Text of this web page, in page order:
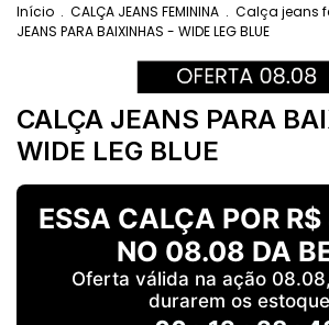
Início . CALÇA JEANS FEMININA . Calça jeans
JEANS PARA BAIXINHAS - WIDE LEG BLUE
CALÇA JEANS PARA
WIDE LEG BLUE
ESSA CALÇA POR
NO 08.08 DA
Oferta válida na ação
durarem os